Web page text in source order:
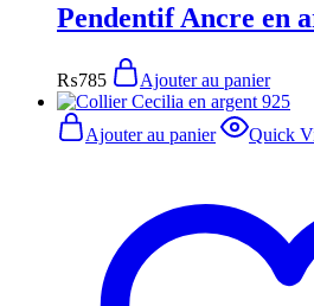
Pendentif Ancre en
₨785 Ajouter au panier
Ajouter au panier Quick